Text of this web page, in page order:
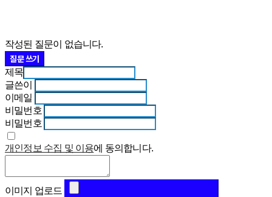
작성된 질문이 없습니다.
질문 쓰기
제목
글쓴이
이메일
비밀번호
비밀번호
개인정보 수집 및 이용에 동의합니다.
이미지 업로드